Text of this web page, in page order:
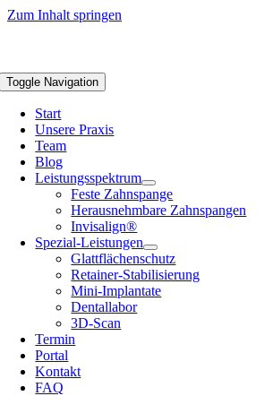
Zum Inhalt springen
Toggle Navigation
Start
Unsere Praxis
Team
Blog
Leistungsspektrum
Feste Zahnspange
Herausnehmbare Zahnspangen
Invisalign®
Spezial-Leistungen
Glattflächenschutz
Retainer-Stabilisierung
Mini-Implantate
Dentallabor
3D-Scan
Termin
Portal
Kontakt
FAQ